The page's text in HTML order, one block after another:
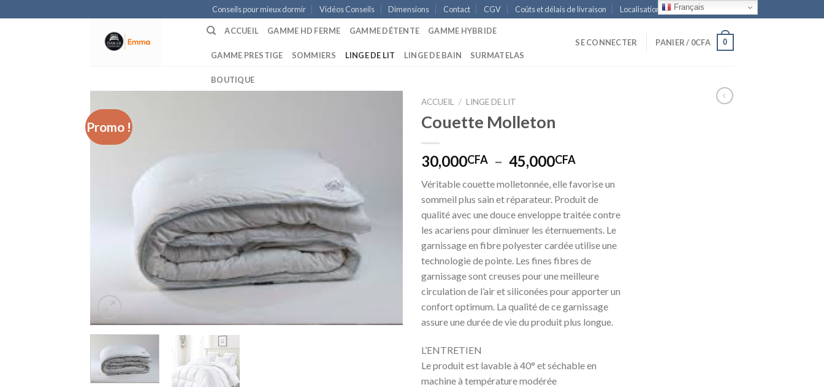
to
Conseils pour mieux dormir Vidéos Conseils Dimensions Contact CGV Coûts et délais de livraison Localisation Sitemap
ACCUEIL GAMME HD FERME GAMME DÉTENTE GAMME HYBRIDE
GAMME PRESTIGE SOMMIERS LINGE DE LIT LINGE DE BAIN SURMATELAS
BOUTIQUE
SE CONNECTER PANIER / 0CFA 0
Promo !
ACCUEIL / LINGE DE LIT
Couette Molleton
30,000CFA – 45,000CFAPlage
prix :
30,000CFA
à
45,000CFA
Véritable couette molletonnée, elle favorise un
sommeil plus sain et réparateur. Produit de
qualité avec une douce enveloppe traitée contre
les acariens pour diminuer les éternuements. Le
garnissage en fibre polyester cardée utilise une
technologie de pointe. Les fines fibres de
garnissage sont creuses pour une meilleure
circulation de l’air et siliconées pour apporter un
confort optimum. La qualité de ce garnissage
assure une durée de vie du produit plus longue.
L’ENTRETIEN
Le produit est lavable à 40° et séchable en
machine à température modérée
Français